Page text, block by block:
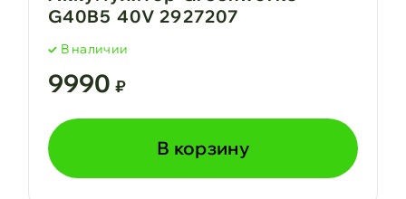
G40B5 40V 2927207
В наличии
9990 ₽
В корзину